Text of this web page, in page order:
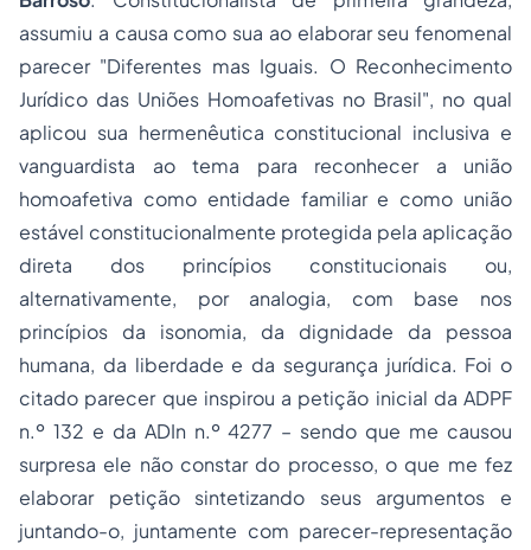
assumiu a causa como sua ao elaborar seu fenomenal
parecer "Diferentes mas Iguais. O Reconhecimento
Jurídico das Uniões Homoafetivas no Brasil", no qual
aplicou sua hermenêutica constitucional inclusiva e
vanguardista ao tema para reconhecer a união
homoafetiva como entidade familiar e como união
estável constitucionalmente protegida pela aplicação
direta dos princípios constitucionais ou,
alternativamente, por analogia, com base nos
princípios da isonomia, da dignidade da pessoa
humana, da liberdade e da segurança jurídica. Foi o
citado parecer que inspirou a petição inicial da ADPF
n.º 132 e da ADIn n.º 4277 – sendo que me causou
surpresa ele não constar do processo, o que me fez
elaborar petição sintetizando seus argumentos e
juntando-o, juntamente com parecer-representação